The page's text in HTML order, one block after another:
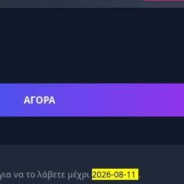
ΑΓΟΡΑ
να το λάβετε μέχρι 2026-08-11 .